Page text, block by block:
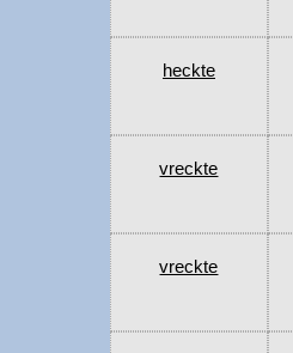
heckte
vreckte
vreckte